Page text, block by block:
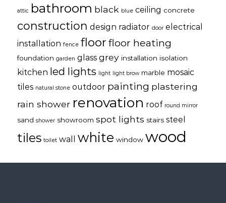
attic bathroom black blue ceiling concrete
construction design radiator door electrical
installation fence floor floor heating
foundation garden glass grey installation isolation
kitchen led lights light light brow marble mosaic
tiles natural stone outdoor painting plastering
rain shower renovation roof round mirror
sand shower showroom spot lights stairs steel
tiles toilet wall white window wood